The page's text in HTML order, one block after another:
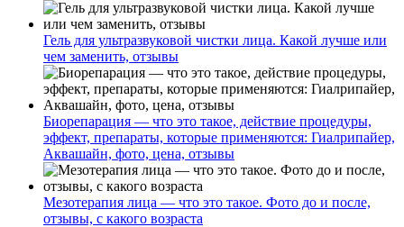
Гель для ультразвуковой чистки лица. Какой лучше или
чем заменить, отзывы
Биорепарация — что это такое, действие процедуры,
эффект, препараты, которые применяются: Гиалрипайер,
Аквашайн, фото, цена, отзывы
Мезотерапия лица — что это такое. Фото до и после,
отзывы, с какого возраста